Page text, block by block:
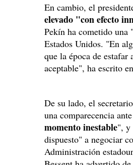
En cambio, el
elevado "con efecto
Pekín ha cometido una
Estados Unidos. "En
que la época de estafar
aceptable", ha escrito
De su lado, el
una comparecencia
momento inestable", y
dispuesto" a negociar
Administración